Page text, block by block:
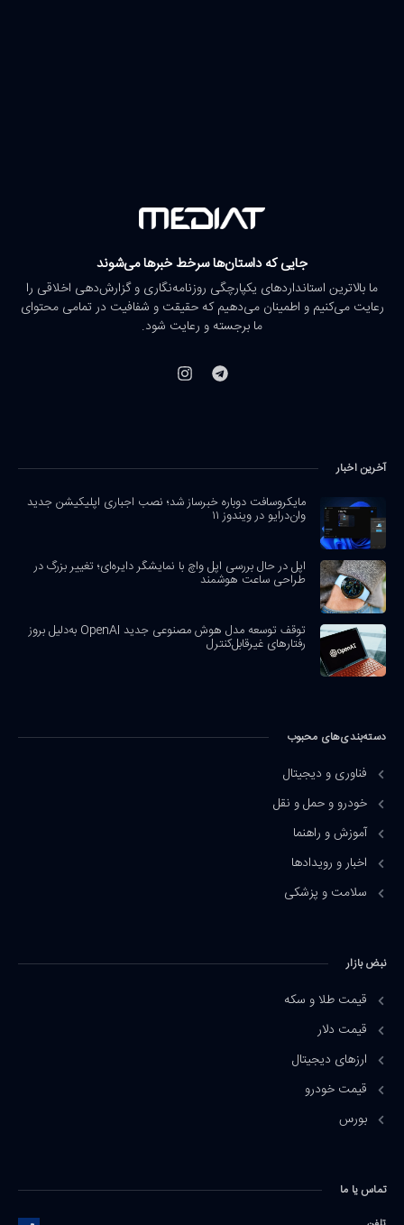
جایی که داستان‌ها سرخط خبرها می‌شوند
ما بالاترین استانداردهای یکپارچگی روزنامه‌نگاری و گزارش‌دهی اخلاقی را
رعایت می‌کنیم و اطمینان می‌دهیم که حقیقت و شفافیت در تمامی محتوای
ما برجسته و رعایت شود.
آخرین اخبار
مایکروسافت دوباره خبرساز شد؛ نصب اجباری اپلیکیشن جدید
وان‌درایو در ویندوز ۱۱
اپل در حال بررسی اپل واچ با نمایشگر دایره‌ای؛ تغییر بزرگ در
طراحی ساعت هوشمند
توقف توسعه مدل هوش مصنوعی جدید OpenAI به‌دلیل بروز
رفتارهای غیرقابل‌کنترل
دسته‌بندی‌های محبوب
فناوری و دیجیتال
خودرو و حمل و نقل
آموزش و راهنما
اخبار و رویدادها
سلامت و پزشکی
نبض بازار
قیمت طلا و سکه
قیمت دلار
ارزهای دیجیتال
قیمت خودرو
بورس
تماس یا ما